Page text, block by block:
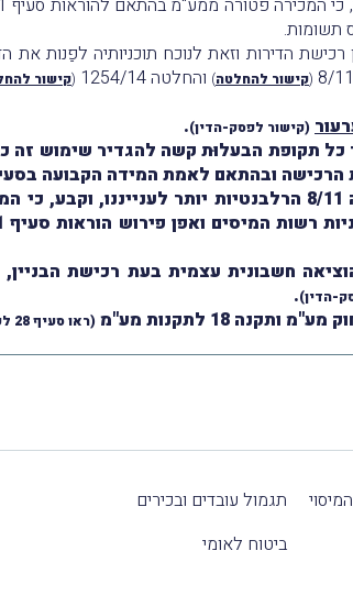
תשומות.
הדירות וזאת לנוכח תוכניותיה לפַנות את
(קישור להחלטה) והחלטה 1254/14 (קישור
(קישור לפסק-הדין)
.
כל תקופת הבעלוּת קשה להגדיר שימוש
ובהתאם לאמת המידה הקבועה בסעיף 41 לחוק
השופט קירש הוסיף ונדרש לשתי החלטות המיסוי ובפרט להחלטה 8/11
חשבונית עצמית בעת רכישת
.
(ראו סעיף 28 לפסק-הדין)
תגמול עובדים ובכירים
ביטוח לאומי